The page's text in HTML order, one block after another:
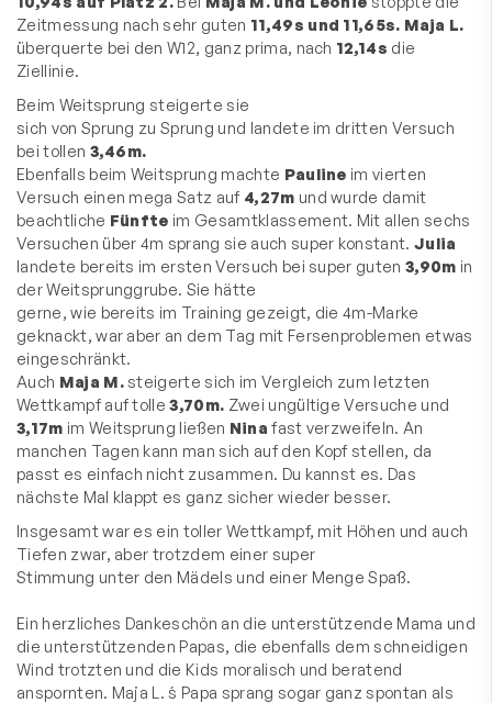
Zeitmessung nach sehr guten 11,49s und 11,65s. Maja L.
überquerte bei den W12, ganz prima, nach 12,14s die
Ziellinie.
Beim Weitsprung steigerte sie
sich von Sprung zu Sprung und landete im dritten Versuch
bei tollen 3,46m.
Ebenfalls beim Weitsprung machte Pauline im vierten
Versuch einen mega Satz auf 4,27m und wurde damit
beachtliche Fünfte im Gesamtklassement. Mit allen sechs
Versuchen über 4m sprang sie auch super konstant.Julia
landete bereits im ersten Versuch bei super guten 3,90m in
der Weitsprunggrube. Sie hätte
gerne, wie bereits im Training gezeigt, die 4m-Marke
geknackt, war aber an dem Tag mit Fersenproblemen etwas
eingeschränkt.
Auch Maja M.steigerte sich im Vergleich zum letzten
Wettkampf auf tolle 3,70m. Zwei ungültige Versuche und
3,17m im Weitsprung ließen Nina fast verzweifeln. An
manchen Tagen kann man sich auf den Kopf stellen, da
passt es einfach nicht zusammen. Du kannst es. Das
nächste Mal klappt es ganz sicher wieder besser.
Insgesamt war es ein toller Wettkampf, mit Höhen und auch
Tiefen zwar, aber trotzdem einer super
Stimmung unter den Mädels und einer Menge Spaß.
Ein herzliches Dankeschön an die unterstützende Mama und
die unterstützenden Papas, die ebenfalls dem schneidigen
Wind trotzten und die Kids moralisch und beratend
anspornten. Maja L. ́s Papa sprang sogar ganz spontan als